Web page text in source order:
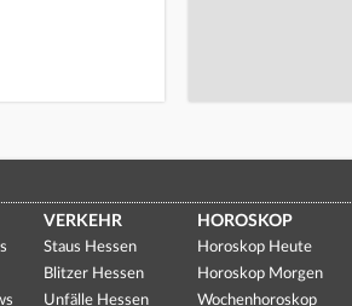
VERKEHR
Staus Hessen
Blitzer Hessen
Unfälle Hessen
HOROSKOP
Horoskop Heute
Horoskop Morgen
Wochenhoroskop